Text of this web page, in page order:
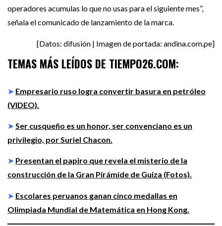
operadores acumulas lo que no usas para el siguiente mes”,
señala el comunicado de lanzamiento de la marca.
[Datos: difusión | Imagen de portada: andina.com.pe]
TEMAS MÁS LEÍDOS DE TIEMPO26.COM:
➤ Empresario ruso logra convertir basura en petróleo
(VIDEO).
➤ Ser cusqueño es un honor, ser convenciano es un
privilegio, por Suriel Chacon.
➤ Presentan el papiro que revela el misterio de la
construcción de la Gran Pirámide de Guiza (Fotos).
➤ Escolares peruanos ganan cinco medallas en
Olimpiada Mundial de Matemática en Hong Kong.